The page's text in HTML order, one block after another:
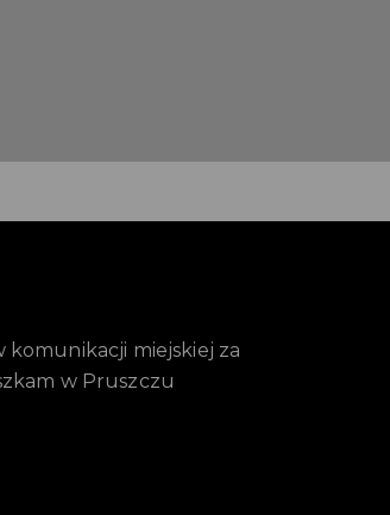
miejskiej za
w Pruszczu